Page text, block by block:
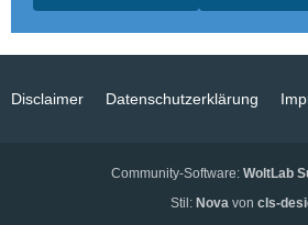
Disclaimer Datenschutzerklärung
Community-Software: WoltLab
Stil: Nova von cls-